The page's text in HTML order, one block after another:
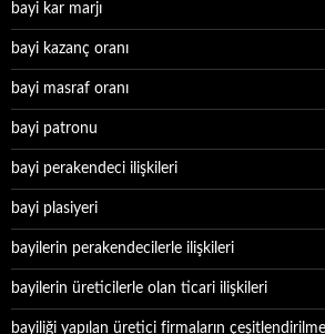
bayi kar marjı
bayi kazanç oranı
bayi masraf oranı
bayi patronu
bayi perakendeci ilişkileri
bayi plasiyeri
bayilerin perakendecilerle ilişkileri
bayilerin üreticilerle olan ticari ilişkileri
bayiliği yapılan üretici firmaların